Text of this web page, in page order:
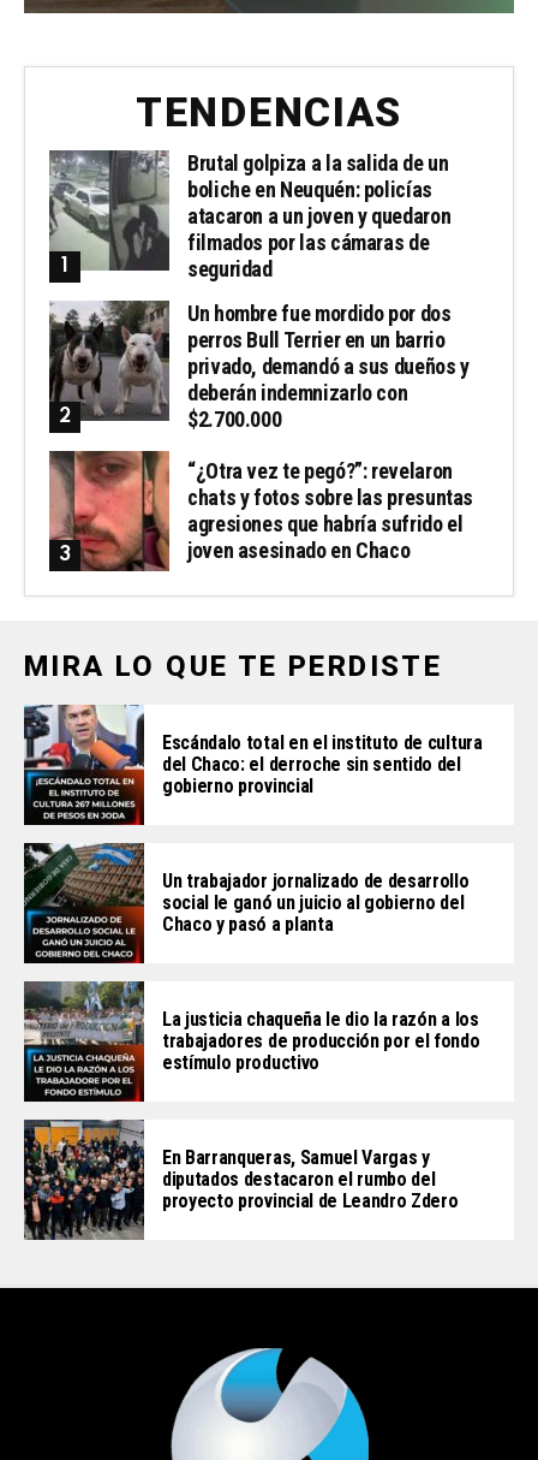
TENDENCIAS
Brutal golpiza a la salida de un
boliche en Neuquén: policías
atacaron a un joven y quedaron
filmados por las cámaras de
seguridad
Un hombre fue mordido por dos
perros Bull Terrier en un barrio
privado, demandó a sus dueños y
deberán indemnizarlo con
$2.700.000
“¿Otra vez te pegó?”: revelaron
chats y fotos sobre las presuntas
agresiones que habría sufrido el
joven asesinado en Chaco
MIRA LO QUE TE PERDISTE
Escándalo total en el instituto de cultura
del Chaco: el derroche sin sentido del
gobierno provincial
Un trabajador jornalizado de desarrollo
social le ganó un juicio al gobierno del
Chaco y pasó a planta
La justicia chaqueña le dio la razón a los
trabajadores de producción por el fondo
estímulo productivo
En Barranqueras, Samuel Vargas y
diputados destacaron el rumbo del
proyecto provincial de Leandro Zdero